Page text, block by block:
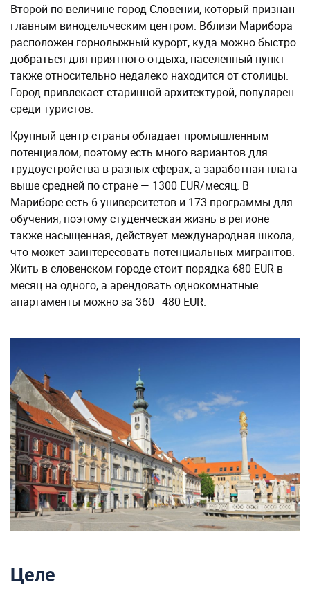
Второй по величине город Словении, который признан
главным винодельческим центром. Вблизи Марибора
расположен горнолыжный курорт, куда можно быстро
добраться для приятного отдыха, населенный пункт
также относительно недалеко находится от столицы.
Город привлекает старинной архитектурой, популярен
среди туристов.
Крупный центр страны обладает промышленным
потенциалом, поэтому есть много вариантов для
трудоустройства в разных сферах, а заработная плата
выше средней по стране — 1300 EUR/месяц. В
Мариборе есть 6 университетов и 173 программы для
обучения, поэтому студенческая жизнь в регионе
также насыщенная, действует международная школа,
что может заинтересовать потенциальных мигрантов.
Жить в словенском городе стоит порядка 680 EUR в
месяц на одного, а арендовать однокомнатные
апартаменты можно за 360–480 EUR.
Целе